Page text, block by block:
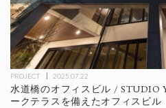
PROJECT 2025.07.22
水道橋のオフィスビル / STUDIO
ークテラスを備えたオフィスビル